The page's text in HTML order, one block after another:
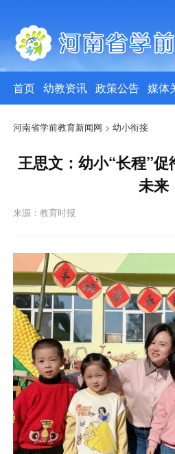
首页 幼教资讯 政策公告 媒体
河南省学前教育新闻网 >幼小衔接
王思文：幼小“长程”
未来
来源：教育时报